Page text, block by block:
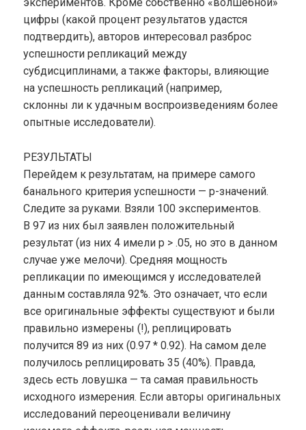
цифры (какой процент результатов удастся
подтвердить), авторов интересовал разброс
успешности репликаций между
субдисциплинами, а также факторы, влияющие
на успешность репликаций (например,
склонны ли к удачным воспроизведениям более
опытные исследователи).
РЕЗУЛЬТАТЫ
Перейдем к результатам, на примере самого
банального критерия успешности — p-значений.
Следите за руками. Взяли 100 экспериментов.
В 97 из них был заявлен положительный
результат (из них 4 имели p > .05, но это в данном
случае уже мелочи). Средняя мощность
репликации по имеющимся у исследователей
данным составляла 92%. Это означает, что если
все оригинальные эффекты существуют и были
правильно измерены (!), реплицировать
получится 89 из них (0.97 * 0.92). На самом деле
получилось реплицировать 35 (40%). Правда,
здесь есть ловушка — та самая правильность
исходного измерения. Если авторы оригинальных
исследований переоценивали величину